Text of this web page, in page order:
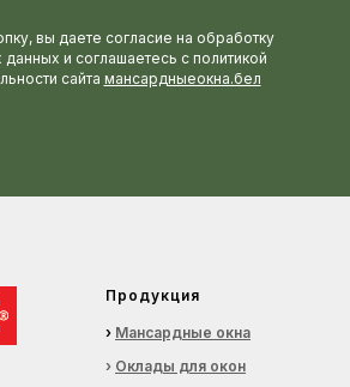
вы даете согласие на обработку
и соглашаетесь c политикой
сайта мансардныеокна.бел
Продукция
› Мансардные окна
› Оклады для окон